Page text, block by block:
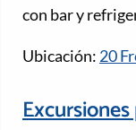
con bar y
Ubicación: 20